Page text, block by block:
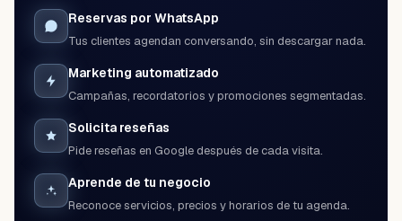
Reservas por WhatsApp
Tus clientes agendan conversando, sin descargar nada.
Marketing automatizado
Campañas, recordatorios y promociones segmentadas.
Solicita reseñas
Pide reseñas en Google después de cada visita.
Aprende de tu negocio
Reconoce servicios, precios y horarios de tu agenda.